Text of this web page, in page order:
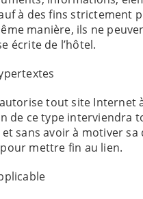
à des fins strictement
manière, ils ne
écrite de l’hôtel.
autorise tout site
de ce type interviendra
sans avoir à motiver
mettre fin au lien.